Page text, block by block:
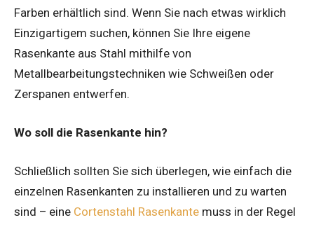
Farben erhältlich sind. Wenn Sie nach etwas wirklich
Einzigartigem suchen, können Sie Ihre eigene
Rasenkante aus Stahl mithilfe von
Metallbearbeitungstechniken wie Schweißen oder
Zerspanen entwerfen.
Wo soll die Rasenkante hin?
Schließlich sollten Sie sich überlegen, wie einfach die
einzelnen Rasenkanten zu installieren und zu warten
sind – eine Cortenstahl Rasenkante muss in der Regel